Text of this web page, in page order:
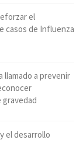
el
casos de Influenza
llamado a prevenir
el desarrollo